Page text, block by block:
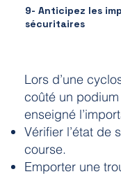
9- Anticipez les
sécuritaires
Lors d’une
coûté un
enseigné
Vérifier l’état de
course.
Emporter une